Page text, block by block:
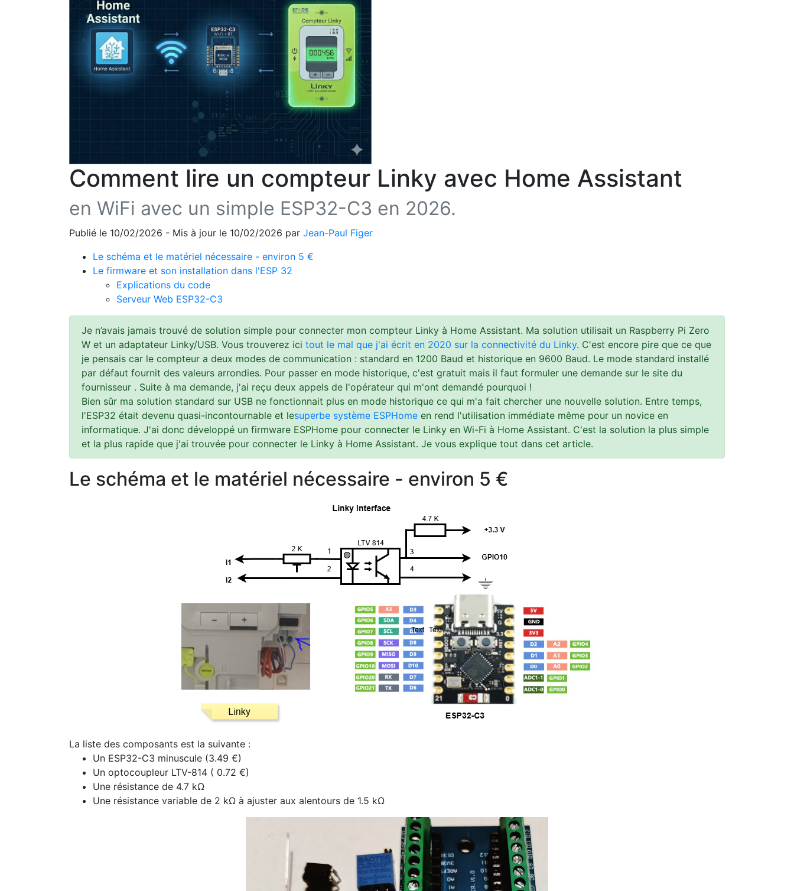
Comment lire un compteur Linky avec Home Assistant
en WiFi avec un simple ESP32-C3 en 2026.
Publié le 10/02/2026 - Mis à jour le 10/02/2026 par Jean-Paul Figer
Le schéma et le matériel nécessaire - environ 5 €
Le firmware et son installation dans l'ESP 32
Explications du code
Serveur Web ESP32-C3
Je n’avais jamais trouvé de solution simple pour connecter mon compteur Linky à Home Assistant. Ma solution utilisait un Raspberry Pi Zero
W et un adaptateur Linky/USB. Vous trouverez ici tout le mal que j'ai écrit en 2020 sur la connectivité du Linky. C'est encore pire que ce que
je pensais car le compteur a deux modes de communication : standard en 1200 Baud et historique en 9600 Baud. Le mode standard installé
par défaut fournit des valeurs arrondies. Pour passer en mode historique, c'est gratuit mais il faut formuler une demande sur le site du
fournisseur . Suite à ma demande, j'ai reçu deux appels de l'opérateur qui m'ont demandé pourquoi !
Bien sûr ma solution standard sur USB ne fonctionnait plus en mode historique ce qui m'a fait chercher une nouvelle solution. Entre temps,
l'ESP32 était devenu quasi-incontournable et lesuperbe système ESPHome en rend l'utilisation immédiate même pour un novice en
informatique. J'ai donc développé un firmware ESPHome pour connecter le Linky en Wi-Fi à Home Assistant. C'est la solution la plus simple
et la plus rapide que j'ai trouvée pour connecter le Linky à Home Assistant. Je vous explique tout dans cet article.
Le schéma et le matériel nécessaire - environ 5 €
La liste des composants est la suivante :
Un ESP32-C3 minuscule (3.49 €)
Un optocoupleur LTV-814 ( 0.72 €)
Une résistance de 4.7 kΩ
Une résistance variable de 2 kΩ à ajuster aux alentours de 1.5 kΩ